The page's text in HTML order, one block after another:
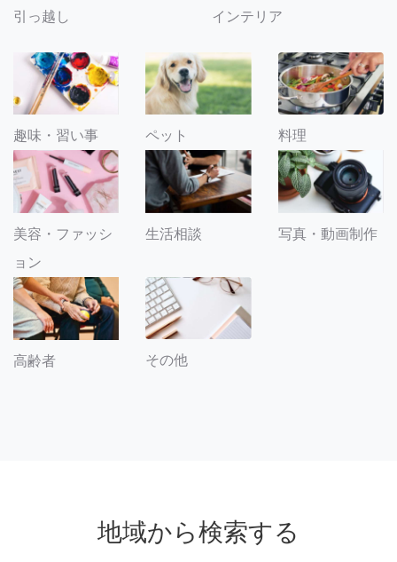
引っ越し インテリア
趣味・習い事 ペット 料理
美容・ファッシ
ョン
生活相談 写真・動画制作
高齢者 その他
地域から検索する